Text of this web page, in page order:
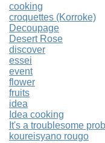
cooking
croquettes (Korroke)
Decoupage
Desert Rose
discover
essei
event
flower
fruits
idea
Idea cooking
It's a troublesome
koureisyano rougo